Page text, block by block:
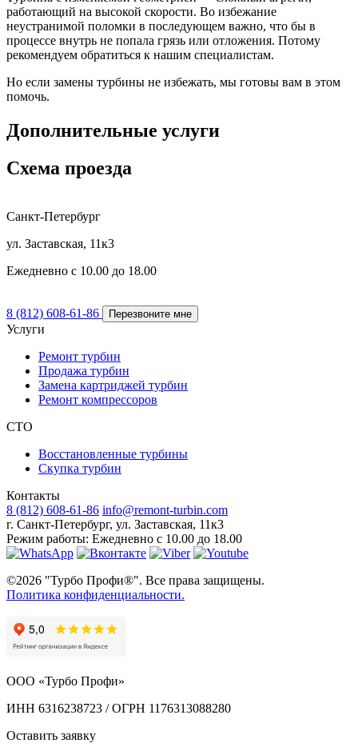
работающий на высокой скорости. Во избежание
неустранимой поломки в последующем важно, что бы в
процессе внутрь не попала грязь или отложения. Потому
рекомендуем обратиться к нашим специалистам.
Но если замены турбины не избежать, мы готовы вам в этом
помочь.
Дополнительные услуги
Схема проезда
Санкт-Петербург
ул. Заставская, 11к3
Ежедневно с 10.00 до 18.00
8 (812) 608-61-86 Перезвоните мне
Услуги
Ремонт турбин
Продажа турбин
Замена картриджей турбин
Ремонт компрессоров
СТО
Восстановленные турбины
Скупка турбин
Контакты
8 (812) 608-61-86 info@remont-turbin.com
г. Санкт-Петербург, ул. Заставская, 11к3
Режим работы: Ежедневно с 10.00 до 18.00
©2026 "Турбо Профи®". Все права защищены.
Политика конфиденциальности.
ООО «Турбо Профи»
ИНН 6316238723 / ОГРН 1176313088280
Оставить заявку